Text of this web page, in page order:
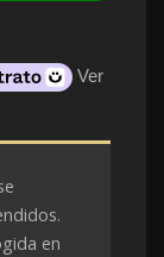
Ver
en